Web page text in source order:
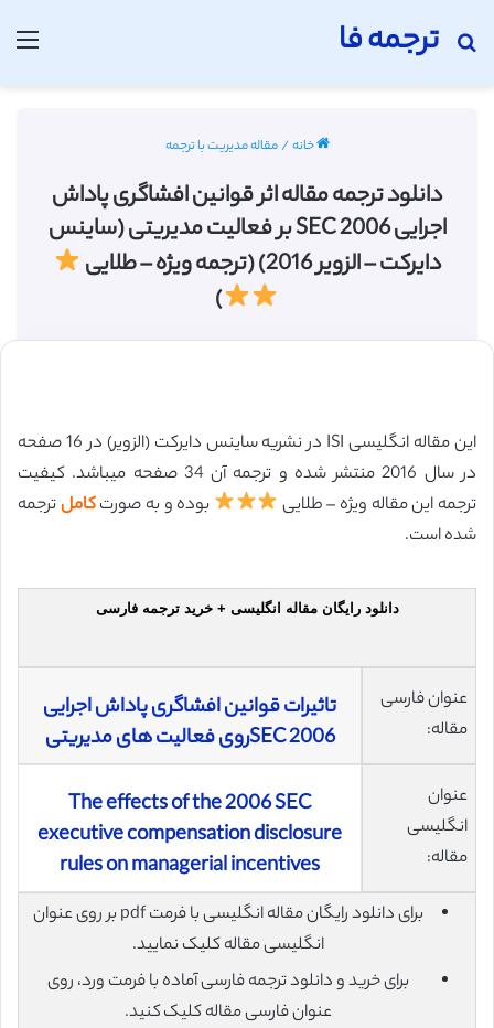
ترجمه فا
جستجو برای
خانه/مقاله مدیریت با ترجمه
دانلود ترجمه مقاله اثر قوانین افشاگری پاداش
اجرایی SEC 2006 بر فعالیت مدیریتی (ساینس
دایرکت – الزویر 2016) (ترجمه ویژه – طلایی
)
این مقاله انگلیسی ISI در نشریه ساینس دایرکت (الزویر) در 16 صفحه
در سال 2016 منتشر شده و ترجمه آن 34 صفحه میباشد. کیفیت
ترجمه این مقاله ویژه – طلایی
بوده و به صورتکاملترجمه
شده است.
دانلود رایگان مقاله انگلیسی + خرید ترجمه فارسی
عنوان فارسی
مقاله:
تاثیرات قوانین افشاگری پاداش اجرایی
SEC 2006روی فعالیت های مدیریتی
عنوان
انگلیسی
مقاله:
The effects of the 2006 SEC
executive compensation disclosure
rules on managerial incentives
برای دانلود رایگان مقاله انگلیسی با فرمت pdf بر روی عنوان
انگلیسی مقاله کلیک نمایید.
برای خرید و دانلود ترجمه فارسی آماده با فرمت ورد، روی
عنوان فارسی مقاله کلیک کنید.